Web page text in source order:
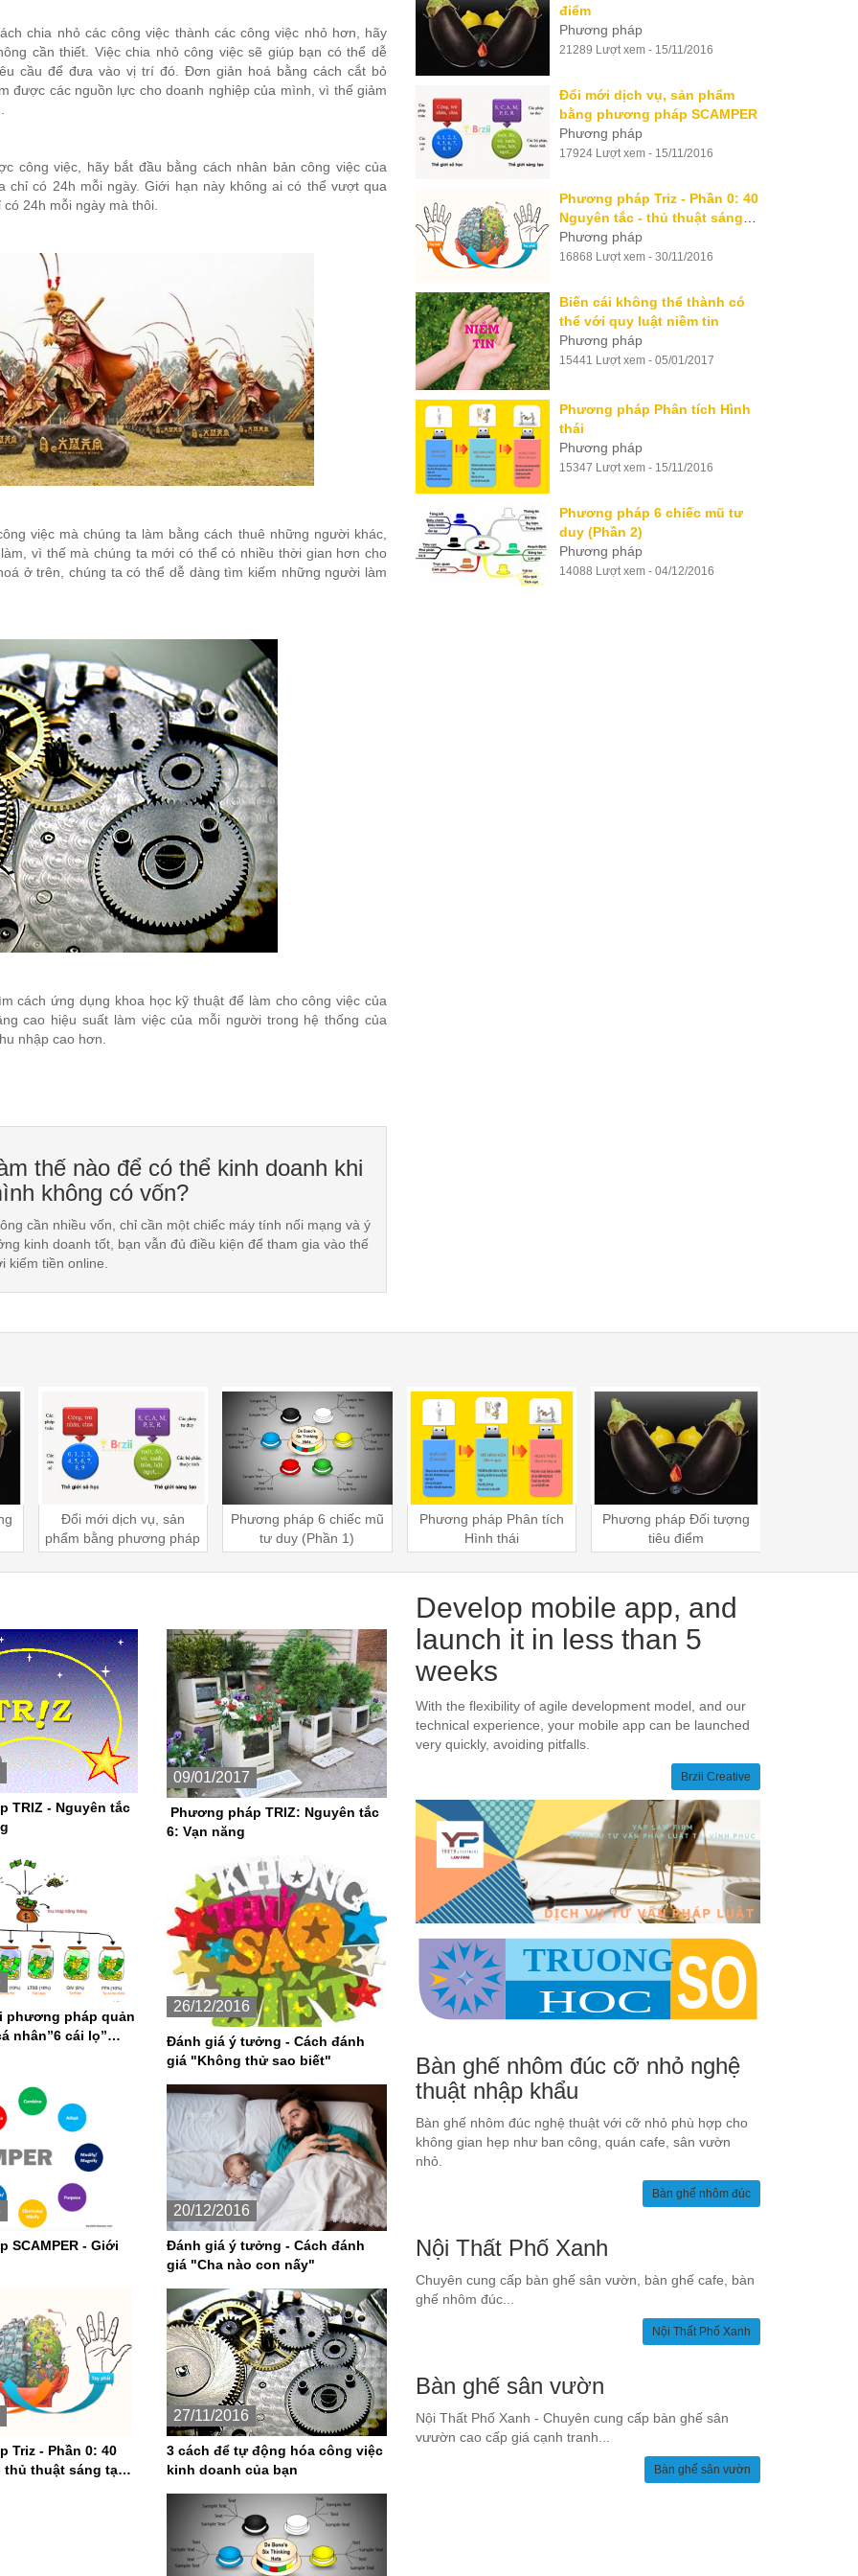
chia nhỏ các công việc thành các công việc nhỏ hơn, hãy
cần thiết. Việc chia nhỏ công việc sẽ giúp bạn có thể dễ
cầu để đưa vào vị trí đó. Đơn giản hoá bằng cách cắt bỏ
được các nguồn lực cho doanh nghiệp của mình, vì thế giảm
công việc, hãy bắt đầu bằng cách nhân bản công việc của
chỉ có 24h mỗi ngày. Giới hạn này không ai có thể vượt qua
24h mỗi ngày mà thôi.
việc mà chúng ta làm bằng cách thuê những người khác,
vì thế mà chúng ta mới có thể có nhiều thời gian hơn cho
ở trên, chúng ta có thể dễ dàng tìm kiếm những người làm
cách ứng dụng khoa học kỹ thuật để làm cho công việc của
cao hiệu suất làm việc của mỗi người trong hệ thống của
nhập cao hơn.
thế nào để có thể kinh doanh khi
không có vốn?
cần nhiều vốn, chỉ cần một chiếc máy tính nối mạng và ý
kinh doanh tốt, bạn vẫn đủ điều kiện để tham gia vào thế
kiếm tiền online.
điểm
Phương pháp
21289 Lượt xem - 15/11/2016
Đổi mới dịch vụ, sản phẩm
bằng phương pháp SCAMPER
Phương pháp
17924 Lượt xem - 15/11/2016
Phương pháp Triz - Phần 0: 40
Nguyên tắc - thủ thuật sáng
tạo cơ bản
Phương pháp
16868 Lượt xem - 30/11/2016
Biến cái không thể thành có
thể với quy luật niềm tin
Phương pháp
15441 Lượt xem - 05/01/2017
Phương pháp Phân tích Hình
thái
Phương pháp
15347 Lượt xem - 15/11/2016
Phương pháp 6 chiếc mũ tư
duy (Phần 2)
Phương pháp
14088 Lượt xem - 04/12/2016
Phương pháp 6 chiếc mũ
tư duy (Phần 1)
Phương pháp Phân tích
Hình thái
Phương pháp Đối tượng
tiêu điểm
Đổi mới dịch vụ, sản
phẩm bằng phương pháp
SCAMPER
TRIZ - Nguyên tắc
09/01/2017
Phương pháp TRIZ: Nguyên tắc
6: Vạn năng
phương pháp quản
nhân”6 cái lọ”
26/12/2016
Đánh giá ý tưởng - Cách đánh
giá "Không thử sao biết"
SCAMPER - Giới
20/12/2016
Đánh giá ý tưởng - Cách đánh
giá "Cha nào con nấy"
Triz - Phần 0: 40
thủ thuật sáng tạo
27/11/2016
3 cách để tự động hóa công việc
kinh doanh của bạn
Develop mobile app, and
launch it in less than 5
weeks
With the flexibility of agile development model, and our
technical experience, your mobile app can be launched
very quickly, avoiding pitfalls.
Brzii Creative
Bàn ghế nhôm đúc cỡ nhỏ nghệ
thuật nhập khẩu
Bàn ghế nhôm đúc nghệ thuật với cỡ nhỏ phù hợp cho
không gian hẹp như ban công, quán cafe, sân vườn
nhỏ.
Bàn ghế nhôm đúc
Nội Thất Phố Xanh
Chuyên cung cấp bàn ghế sân vườn, bàn ghế cafe, bàn
ghế nhôm đúc...
Nội Thất Phố Xanh
Bàn ghế sân vườn
Nội Thất Phố Xanh - Chuyên cung cấp bàn ghế sân
vưườn cao cấp giá cạnh tranh...
Bàn ghế sân vườn